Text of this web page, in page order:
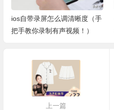
ios自带录屏怎么调清晰度（手
把手教你录制有声视频！）
上一篇